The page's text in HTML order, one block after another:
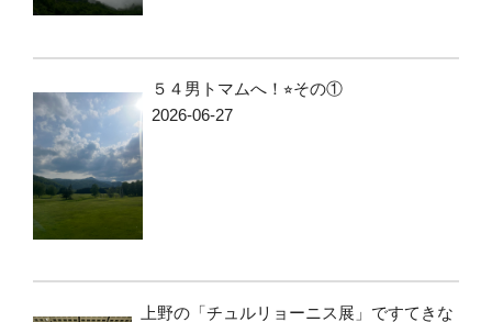
５４男トマムへ！⭐︎その①
2026-06-27
上野の「チュルリョーニス展」ですてきな